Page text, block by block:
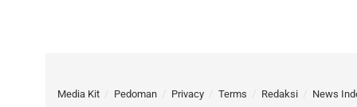
Media Kit Pedoman Privacy Terms Redaksi News